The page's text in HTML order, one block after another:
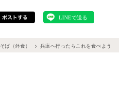
そば（外食） 兵庫へ行ったらこれを食べよう